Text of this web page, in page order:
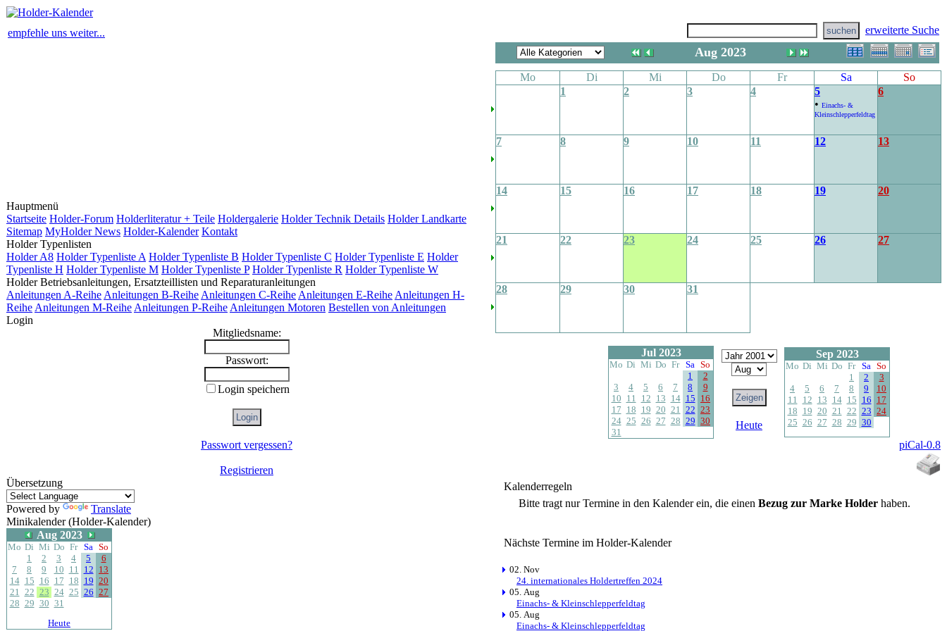
empfehle uns weiter... erweiterte Suche
Hauptmenü
Startseite Holder-Forum Holderliteratur + Teile Holdergalerie Holder Technik Details Holder Landkarte
Sitemap MyHolder News Holder-Kalender Kontakt
Holder Typenlisten
Holder A8 Holder Typenliste A Holder Typenliste B Holder Typenliste C Holder Typenliste E Holder
Typenliste H Holder Typenliste M Holder Typenliste P Holder Typenliste R Holder Typenliste W
Holder Betriebsanleitungen, Ersatzteillisten und Reparaturanleitungen
Anleitungen A-Reihe Anleitungen B-Reihe Anleitungen C-Reihe Anleitungen E-Reihe Anleitungen H-
Reihe Anleitungen M-Reihe Anleitungen P-Reihe Anleitungen Motoren Bestellen von Anleitungen
Login
Mitgliedsname:
Passwort:
Login speichern
Passwort vergessen?
Registrieren
Übersetzung
Powered by
Translate
Minikalender (Holder-Kalender)
Aug 2023
Mo Di Mi Do Fr Sa So
1
2 3 4 5
6
7
8 9 10 11 12 13
14 15 16 17 18 19 20
21 22 23 24 25 26 27
28 29 30 31
Heute
Aug 2023
Mo Di Mi Do Fr Sa
So
1
2 3 4
5
• Einachs- &
Kleinschlepperfeldtag
6
7 8 9 10 11 12 13
14 15 16 17 18 19 20
21 22 23 24 25 26 27
28 29 30 31
Jul 2023
Mo Di Mi Do Fr Sa So
1
2
3
4 5 6 7 8
9
10 11 12 13 14 15 16
17 18 19 20 21 22 23
24 25 26 27 28 29 30
31
Heute
Sep 2023
Mo Di Mi Do Fr Sa So
1
2
3
4
5 6 7 8 9
10
11 12 13 14 15 16 17
18 19 20 21 22 23 24
25 26 27 28 29 30
piCal-0.8
Kalenderregeln
Bitte tragt nur Termine in den Kalender ein, die einen Bezug zur Marke Holder haben.
Nächste Termine im Holder-Kalender
02. Nov
24. internationales Holdertreffen 2024
05. Aug
Einachs- & Kleinschlepperfeldtag
05. Aug
Einachs- & Kleinschlepperfeldtag